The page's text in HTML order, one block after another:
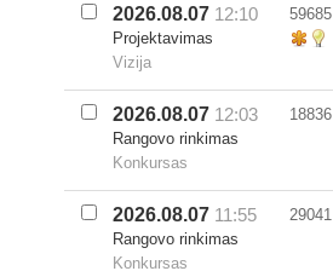
2026.08.07 12:10
Projektavimas
Vizija
59685
2026.08.07 12:03
Rangovo rinkimas
Konkursas
18836
2026.08.07 11:55
Rangovo rinkimas
Konkursas
29041